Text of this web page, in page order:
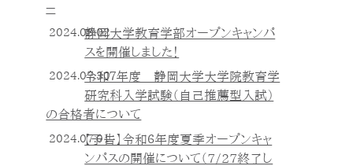
－
2024.08.02静岡大学教育学部オープンキャンパ
スを開催しました！
2024.07.30令和７年度 静岡大学大学院教育学
研究科入学試験（自己推薦型入試）
の合格者について
2024.07.01【予告】令和６年度夏季オープンキャ
ンパスの開催について（7/27終了し